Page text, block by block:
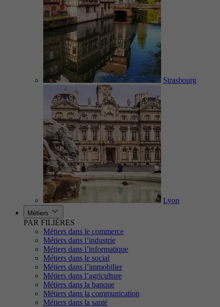
Strasbourg
Lyon
Métiers
PAR FILIÈRES
Métiers dans le commerce
Métiers dans l’industrie
Métiers dans l’informatique
Métiers dans le social
Métiers dans l’immobilier
Métiers dans l’agriculture
Métiers dans la banque
Métiers dans la communication
Métiers dans la santé